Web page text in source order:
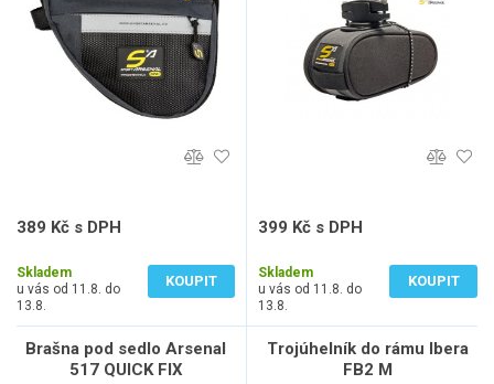
389 Kč s DPH
Skladem
u vás od 11.8. do
13.8.
KOUPIT
399 Kč s DPH
Skladem
u vás od 11.8. do
13.8.
KOUPIT
Brašna pod sedlo Arsenal
517 QUICK FIX
Trojúhelník do rámu Ibera
FB2 M